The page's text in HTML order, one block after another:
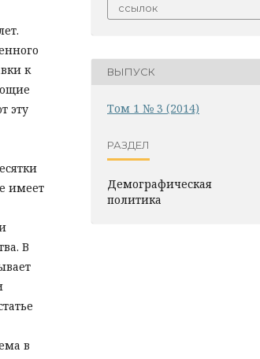
к
эту
имеет
В
в
ссылок
ВЫПУСК
Том 1 № 3 (2014)
РАЗДЕЛ
Демографическая
политика